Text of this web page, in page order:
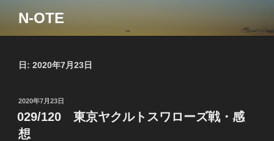
テ
N-OTE
日: 2020年7月23日
投
稿
日:
2020年7月23日
029/120 東京ヤクルトスワローズ戦・感
想